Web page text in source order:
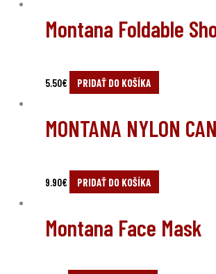
Montana Foldable
5.50€ PRIDAŤ DO KOŠÍKA
MONTANA NYLON
9.90€ PRIDAŤ DO KOŠÍKA
Montana Face Mask